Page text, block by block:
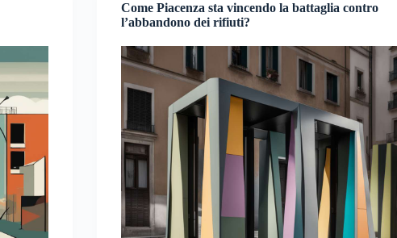
Come Piacenza sta vincendo la battaglia contro
l’abbandono dei rifiuti?